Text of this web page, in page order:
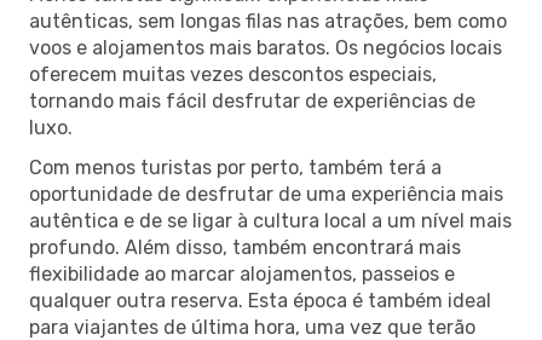
autênticas, sem longas filas nas atrações, bem como
voos e alojamentos mais baratos. Os negócios locais
oferecem muitas vezes descontos especiais,
tornando mais fácil desfrutar de experiências de
luxo.
Com menos turistas por perto, também terá a
oportunidade de desfrutar de uma experiência mais
autêntica e de se ligar à cultura local a um nível mais
profundo. Além disso, também encontrará mais
flexibilidade ao marcar alojamentos, passeios e
qualquer outra reserva. Esta época é também ideal
para viajantes de última hora, uma vez que terão